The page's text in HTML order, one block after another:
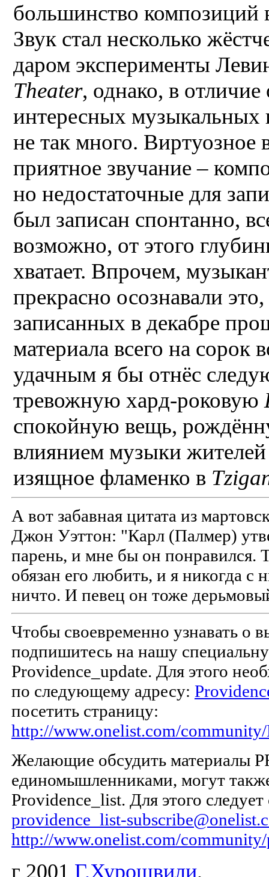
большинство
Звук стал несколько
даром эксперименты
Theater, однако, в
интересных музыкальных
не так много. Виртуозное
приятное звучание –
но недостаточные для
был записан спонтанно,
возможно, от этого
хватает. Впрочем,
прекрасно осознавали
записанных в декабре
материала всего на сорок
удачным я бы отнёс
тревожную хард-роковую
спокойную вещь,
влиянием музыки
изящное фламенко в
А вот забавная цитата из
Джон Уэттон: "Карл (Палмер)
парень, и мне бы он понравился.
обязан его любить, и я никогда с
ничто. И певец он тоже
Чтобы своевременно узнавать о
подпишитесь на нашу
Providence_update. Для этого
по следующему адресу:
посетить страницу:
http://www.onelist.com/
Желающие обсудить материалы
единомышленниками, могут
Providence_list. Для этого
providence_list-
http://www.onelist.com/
г 2001 Г.Хурошвили.